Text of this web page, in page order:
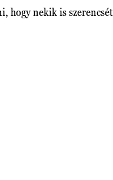
hogy nekik is